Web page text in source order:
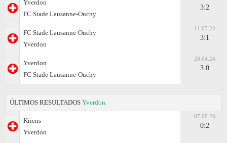
Yverdon
FC Stade Lausanne-Ouchy
3:2
FC Stade Lausanne-Ouchy
Yverdon
11.05.24
3:1
Yverdon
FC Stade Lausanne-Ouchy
20.04.24
3:0
ÚLTIMOS RESULTADOS Yverdon
Kriens
Yverdon
07.08.26
0:2